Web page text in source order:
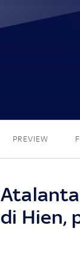
PREVIEW
di Hien,